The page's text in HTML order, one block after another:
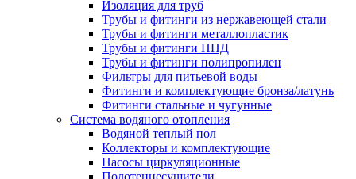
Изоляция для труб
Трубы и фитинги из нержавеющей стали
Трубы и фитинги металлопластик
Трубы и фитинги ПНД
Трубы и фитинги полипропилен
Фильтры для питьевой воды
Фитинги и комплектующие бронза/латунь
Фитинги стальные и чугунные
Система водяного отопления
Водяной теплый пол
Коллекторы и комплектующие
Насосы циркуляционные
Полотенцесушители